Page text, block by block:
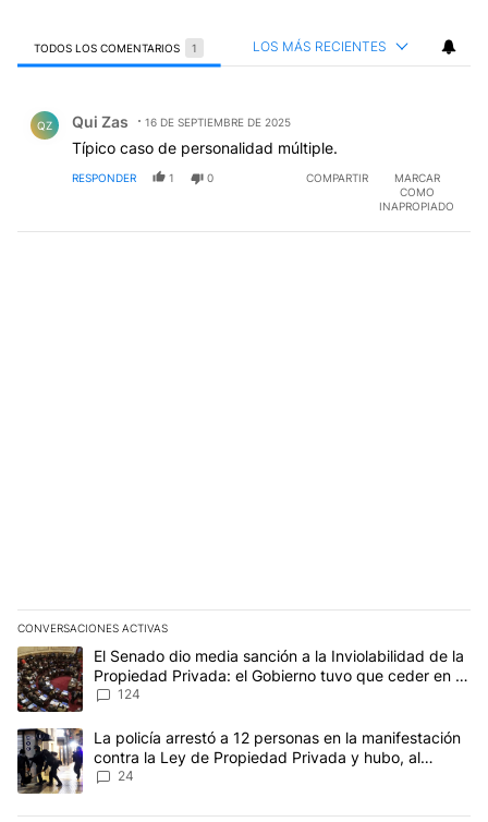
TODOS LOS COMENTARIOS 1 LOS MÁS RECIENTES
QZ Qui Zas 16 DE SEPTIEMBRE DE 2025
Típico caso de personalidad múltiple.
RESPONDER 1 0 COMPARTIR
MARCAR
COMO
INAPROPIADO
CONVERSACIONES ACTIVAS
Este listado muestra los artículos con más comentarios en los
Un artículo de tendencia con el título "El Senado dio media
El Senado dio media sanción a la Inviolabilidad de la
Propiedad Privada: el Gobierno tuvo que ceder en la
Ley del Manejo del Fuego
124
Un artículo de tendencia con el título "La policía arrestó a 12
La policía arrestó a 12 personas en la manifestación
contra la Ley de Propiedad Privada y hubo, al
menos, 3 agentes heridos
24